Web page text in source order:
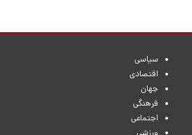
سیاسی
اقتصادی
جهان
فرهنگی
اجتماعی